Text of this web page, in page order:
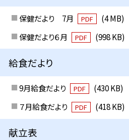
保健だより 7月 PDF
(4 MB)
保健だより６月
PDF (998 KB)
給食だより
9月給食だより PDF
(430 KB)
７月給食だより
PDF (418 KB)
献立表